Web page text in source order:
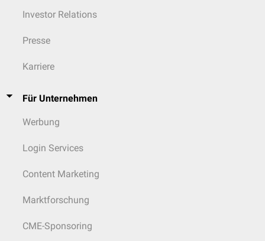
Investor Relations
Presse
Karriere
Für Unternehmen
Werbung
Login Services
Content Marketing
Marktforschung
CME-Sponsoring